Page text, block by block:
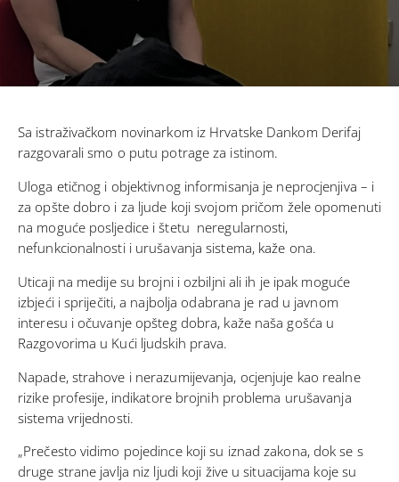
Sa istraživačkom novinarkom iz Hrvatske Dankom Derifaj
razgovarali smo o putu potrage za istinom.
Uloga etičnog i objektivnog informisanja je neprocjenjiva – i
za opšte dobro i za ljude koji svojom pričom žele opomenuti
na moguće posljedice i štetu neregularnosti,
nefunkcionalnosti i urušavanja sistema, kaže ona.
Uticaji na medije su brojni i ozbiljni ali ih je ipak moguće
izbjeći i spriječiti, a najbolja odabrana je rad u javnom
interesu i očuvanje opšteg dobra, kaže naša gošća u
Razgovorima u Kući ljudskih prava.
Napade, strahove i nerazumijevanja, ocjenjuje kao realne
rizike profesije, indikatore brojnih problema urušavanja
sistema vrijednosti.
„Prečesto vidimo pojedince koji su iznad zakona, dok se s
druge strane javlja niz ljudi koji žive u situacijama koje su